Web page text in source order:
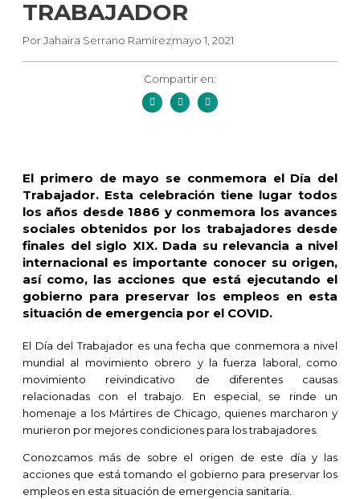
TRABAJADOR
PorJahaira Serrano Ramírezmayo 1, 2021
Compartir en:
El primero de mayo se conmemora el Día del
Trabajador. Esta celebración tiene lugar todos
los años desde 1886 y conmemora los avances
sociales obtenidos por los trabajadores desde
finales del siglo XIX. Dada su relevancia a nivel
internacional es importante conocer su origen,
así como, las acciones que está ejecutando el
gobierno para preservar los empleos en esta
situación de emergencia por el COVID.
El Día del Trabajador es una fecha que conmemora a nivel
mundial al movimiento obrero y la fuerza laboral, como
movimiento reivindicativo de diferentes causas
relacionadas con el trabajo. En especial, se rinde un
homenaje a los Mártires de Chicago, quienes marcharon y
murieron por mejores condiciones para los trabajadores.
Conozcamos más de sobre el origen de este día y las
acciones que está tomando el gobierno para preservar los
empleos en esta situación de emergencia sanitaria.